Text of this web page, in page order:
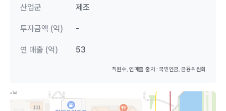
산업군 제조
투자금액 (억) -
연 매출 (억) 53
직원수, 연매출 출처 : 국민연금, 금융위원회